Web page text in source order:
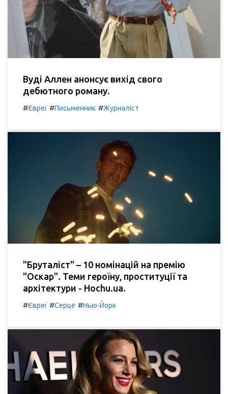
Вуді Аллен анонсує вихід свого
дебютного роману.
#Євреї #Письменник #Журналіст
"Бруталіст" – 10 номінацій на премію
"Оскар". Теми героїну, проституції та
архітектури - Hochu.ua.
#Євреї #Серце #Нью-Йорк